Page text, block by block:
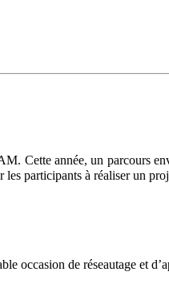
Cette année, un parcours
les participants à réaliser un
occasion de réseautage et